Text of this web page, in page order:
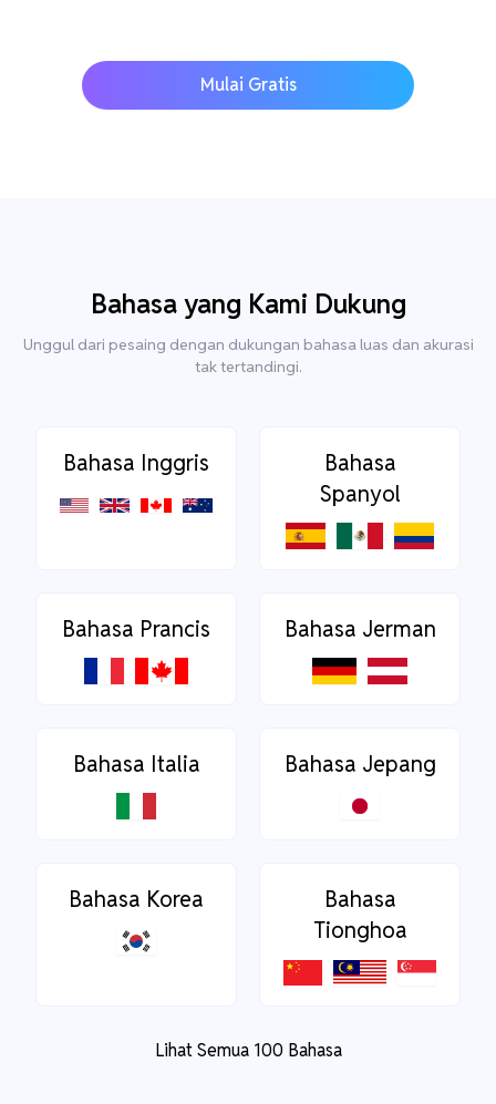
Mulai Gratis
Bahasa yang Kami Dukung
Unggul dari pesaing dengan dukungan bahasa luas dan akurasi
tak tertandingi.
Bahasa Inggris
Bahasa
Spanyol
Bahasa Prancis Bahasa Jerman
Bahasa Italia Bahasa Jepang
Bahasa Korea
Bahasa
Tionghoa
Lihat Semua 100 Bahasa